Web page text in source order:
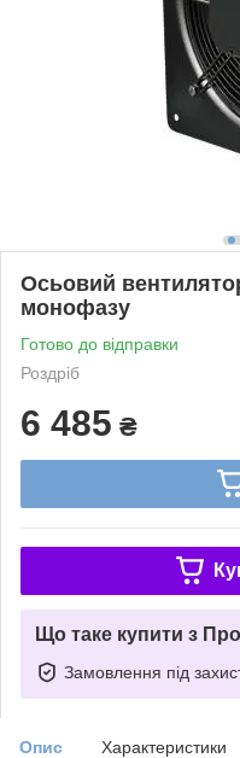
Осьовий
монофазу
Готово до відправки
Роздріб
6 485 ₴
Що таке купити з
Замовлення під
Опис Характеристики